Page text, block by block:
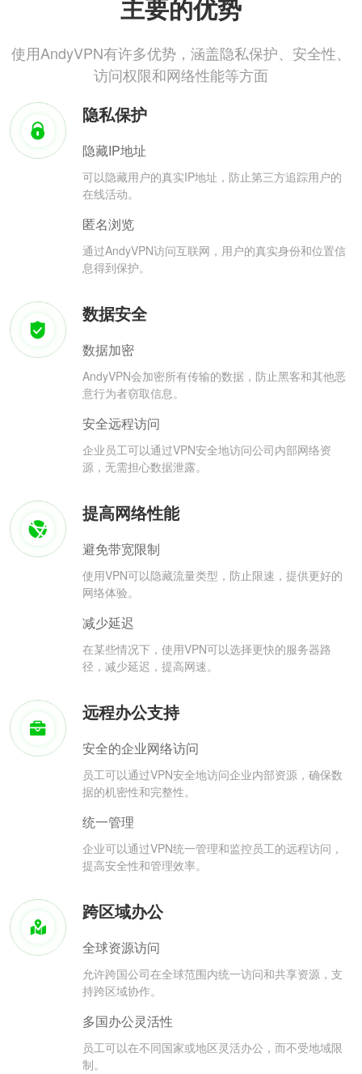
主要的优势
使用AndyVPN有许多优势，涵盖隐私保护、安全性、
访问权限和网络性能等方面
隐私保护
隐藏IP地址
可以隐藏用户的真实IP地址，防止第三方追踪用户的
在线活动。
匿名浏览
通过AndyVPN访问互联网，用户的真实身份和位置信
息得到保护。
数据安全
数据加密
AndyVPN会加密所有传输的数据，防止黑客和其他恶
意行为者窃取信息。
安全远程访问
企业员工可以通过VPN安全地访问公司内部网络资
源，无需担心数据泄露。
提高网络性能
避免带宽限制
使用VPN可以隐藏流量类型，防止限速，提供更好的
网络体验。
减少延迟
在某些情况下，使用VPN可以选择更快的服务器路
径，减少延迟，提高网速。
远程办公支持
安全的企业网络访问
员工可以通过VPN安全地访问企业内部资源，确保数
据的机密性和完整性。
统一管理
企业可以通过VPN统一管理和监控员工的远程访问，
提高安全性和管理效率。
跨区域办公
全球资源访问
允许跨国公司在全球范围内统一访问和共享资源，支
持跨区域协作。
多国办公灵活性
员工可以在不同国家或地区灵活办公，而不受地域限
制。